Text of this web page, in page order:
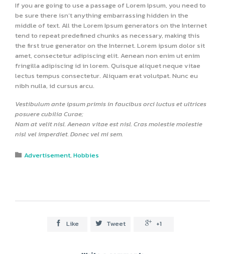
If you are going to use a passage of Lorem Ipsum, you need to
be sure there isn’t anything embarrassing hidden in the
middle of text. All the Lorem Ipsum generators on the Internet
tend to repeat predefined chunks as necessary, making this
the first true generator on the Internet. Lorem ipsum dolor sit
amet, consectetur adipiscing elit. Aenean non enim ut enim
fringilla adipiscing id in lorem. Quisque aliquet neque vitae
lectus tempus consectetur. Aliquam erat volutpat. Nunc eu
nibh nulla, id cursus arcu.
Vestibulum ante ipsum primis in faucibus orci luctus et ultrices
posuere cubilia Curae;
Nam at velit nisl. Aenean vitae est nisl. Cras molestie molestie
nisl vel imperdiet. Donec vel mi sem.
 Category
Advertisement, Hobbies
 Like  Tweet  +1